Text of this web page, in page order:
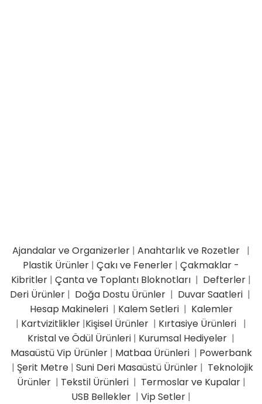
Ajandalar ve Organizerler | Anahtarlık ve Rozetler |
Plastik Ürünler | Çakı ve Fenerler | Çakmaklar -
Kibritler | Çanta ve Toplantı Bloknotları | Defterler |
Deri Ürünler| Doğa Dostu Ürünler | Duvar Saatleri |
Hesap Makineleri| Kalem Setleri| Kalemler
| Kartvizitlikler |Kişisel Ürünler | Kırtasiye Ürünleri |
Kristal ve Ödül Ürünleri | Kurumsal Hediyeler |
Masaüstü Vip Ürünler| Matbaa Ürünleri| Powerbank
| Şerit Metre| Suni Deri Masaüstü Ürünler| Teknolojik
Ürünler | Tekstil Ürünleri | Termoslar ve Kupalar|
USB Bellekler | Vip Setler |